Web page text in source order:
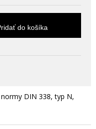
do košíka
DIN 338, typ N,